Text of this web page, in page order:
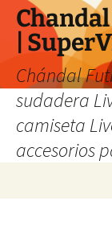
|
Chándal
sudadera
camiseta
accesorios